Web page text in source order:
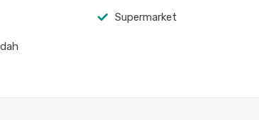
Supermarket